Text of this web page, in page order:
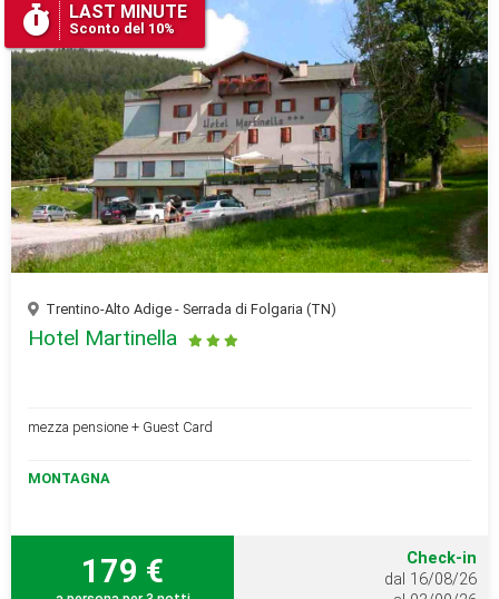
LAST MINUTE
Sconto del 10%
Trentino-Alto Adige - Serrada di Folgaria (TN)
Hotel Martinella
mezza pensione + Guest Card
MONTAGNA
179 €
Check-in
dal 16/08/26